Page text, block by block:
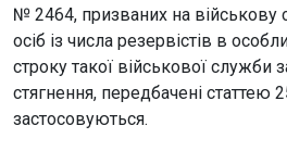
№ 2464, призваних на
осіб із числа резервістів в
строку такої військової служби
стягнення, передбачені статтею
застосовуються.